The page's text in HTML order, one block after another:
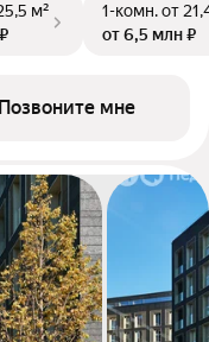
м²
1-комн.от
от 6,5 млн ₽
Позвоните мне